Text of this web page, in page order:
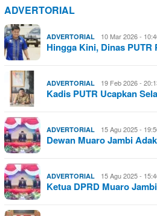
ADVERTORIAL
ADVERTORIAL 10 Mar 2026 -
Hingga Kini, Dinas
ADVERTORIAL 19 Feb 2026 -
Kadis PUTR Ucapkan
ADVERTORIAL 15 Agu 2025 -
Dewan Muaro Jambi
ADVERTORIAL 15 Agu 2025 -
Ketua DPRD Muaro